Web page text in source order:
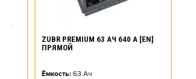
ZUBR PREMIUM 63 АЧ 640 А [EN]
ПРЯМОЙ
Ёмкость: 63 Ач